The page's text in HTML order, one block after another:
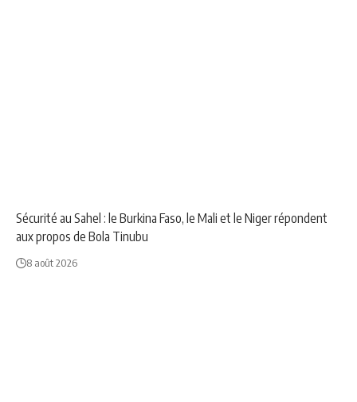
Sécurité au Sahel : le Burkina Faso, le Mali et le Niger répondent
aux propos de Bola Tinubu
8 août 2026